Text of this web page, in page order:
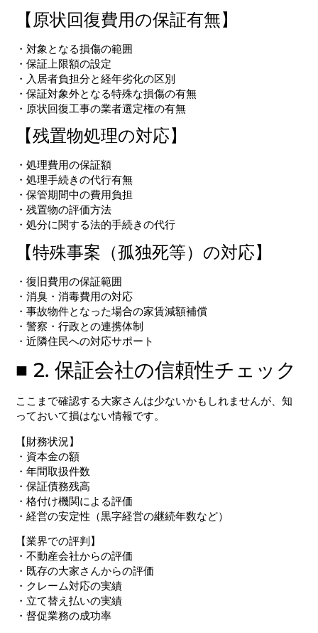
【原状回復費用の保証有無】
・対象となる損傷の範囲
・保証上限額の設定
・入居者負担分と経年劣化の区別
・保証対象外となる特殊な損傷の有無
・原状回復工事の業者選定権の有無
【残置物処理の対応】
・処理費用の保証額
・処理手続きの代行有無
・保管期間中の費用負担
・残置物の評価方法
・処分に関する法的手続きの代行
【特殊事案（孤独死等）の対応】
・復旧費用の保証範囲
・消臭・消毒費用の対応
・事故物件となった場合の家賃減額補償
・警察・行政との連携体制
・近隣住民への対応サポート
■ 2. 保証会社の信頼性チェック
ここまで確認する大家さんは少ないかもしれませんが、知
っておいて損はない情報です。
【財務状況】
・資本金の額
・年間取扱件数
・保証債務残高
・格付け機関による評価
・経営の安定性（黒字経営の継続年数など）
【業界での評判】
・不動産会社からの評価
・既存の大家さんからの評価
・クレーム対応の実績
・立て替え払いの実績
・督促業務の成功率